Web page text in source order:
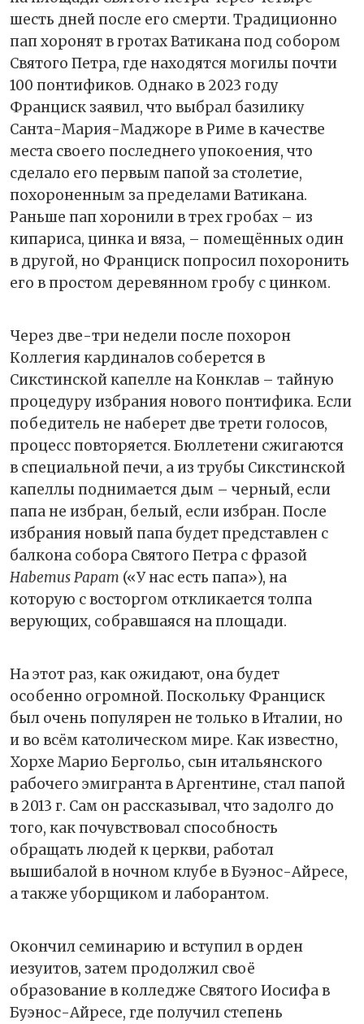
шесть дней после его смерти. Традиционно
пап хоронят в гротах Ватикана под собором
Святого Петра, где находятся могилы почти
100 понтификов. Однако в 2023 году
Франциск заявил, что выбрал базилику
Санта-Мария-Маджоре в Риме в качестве
места своего последнего упокоения, что
сделало его первым папой за столетие,
похороненным за пределами Ватикана.
Раньше пап хоронили в трех гробах – из
кипариса, цинка и вяза, – помещённых один
в другой, но Франциск попросил похоронить
его в простом деревянном гробу с цинком.
Через две-три недели после похорон
Коллегия кардиналов соберется в
Сикстинской капелле на Конклав – тайную
процедуру избрания нового понтифика. Если
победитель не наберет две трети голосов,
процесс повторяется. Бюллетени сжигаются
в специальной печи, а из трубы Сикстинской
капеллы поднимается дым – черный, если
папа не избран, белый, если избран. После
избрания новый папа будет представлен с
балкона собора Святого Петра с фразой
Habemus Papam («У нас есть папа»), на
которую с восторгом откликается толпа
верующих, собравшаяся на площади.
На этот раз, как ожидают, она будет
особенно огромной. Поскольку Франциск
был очень популярен не только в Италии, но
и во всём католическом мире. Как известно,
Хорхе Марио Бергольо, сын итальянского
рабочего эмигранта в Аргентине, стал папой
в 2013 г. Сам он рассказывал, что задолго до
того, как почувствовал способность
обращать людей к церкви, работал
вышибалой в ночном клубе в Буэнос-Айресе,
а также уборщиком и лаборантом.
Окончил семинарию и вступил в орден
иезуитов, затем продолжил своё
образование в колледже Святого Иосифа в
Буэнос-Айресе, где получил степень